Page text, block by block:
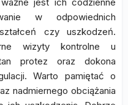
jest ich codzienne
w odpowiednich
czy uszkodzeń.
wizyty kontrolne u
protez oraz dokona
Warto pamiętać o
nadmiernego obciążania